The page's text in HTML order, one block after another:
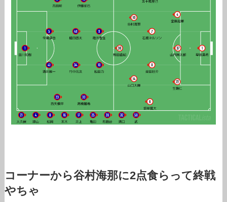
コーナーから谷村海那に2点食らって終戦
やちゃ